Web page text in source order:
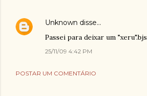
Unknown disse…
Passei para deixar um "xeru".bjs
25/11/09 4:42 PM
POSTAR UM COMENTÁRIO